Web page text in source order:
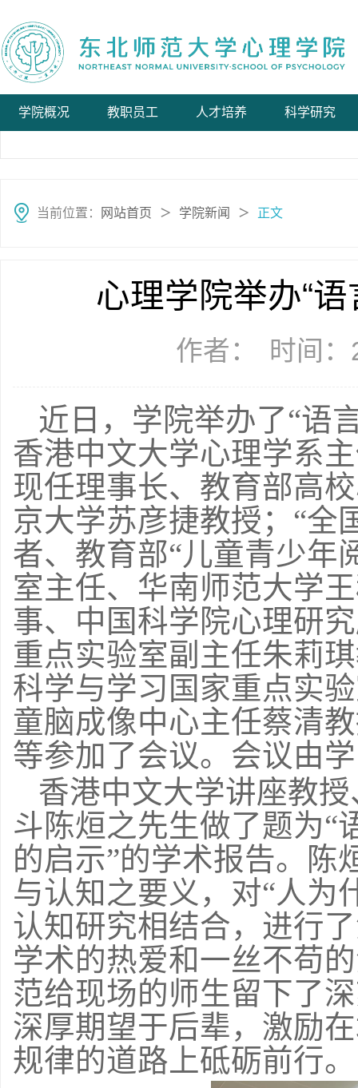
学院概况 教职员工 人才培养 科学研究
当前位置： 网站首页 ＞ 学院新闻 ＞ 正文
心理学院举办“
作者： 时间
近日，学院举办了“语
香港中文大学心理学系
现任理事长、教育部高
京大学苏彦捷教授；“全
者、教育部“儿童青少年
室主任、华南师范大学
事、 中国科学院心理研
重点实验室副主任朱莉
科学与学习国家重点实
童脑成像中心主任蔡清
等参加了会议。会议由
香港中文大学讲座教
斗陈烜之先生做了题为“
的启示”的学术报告。陈
与认知之要义，对“人为
认知研究相结合，进行
学术的热爱和一丝不苟
范给现场的师生留下了
深厚期望于后辈，激励
规律的道路上砥砺前行。